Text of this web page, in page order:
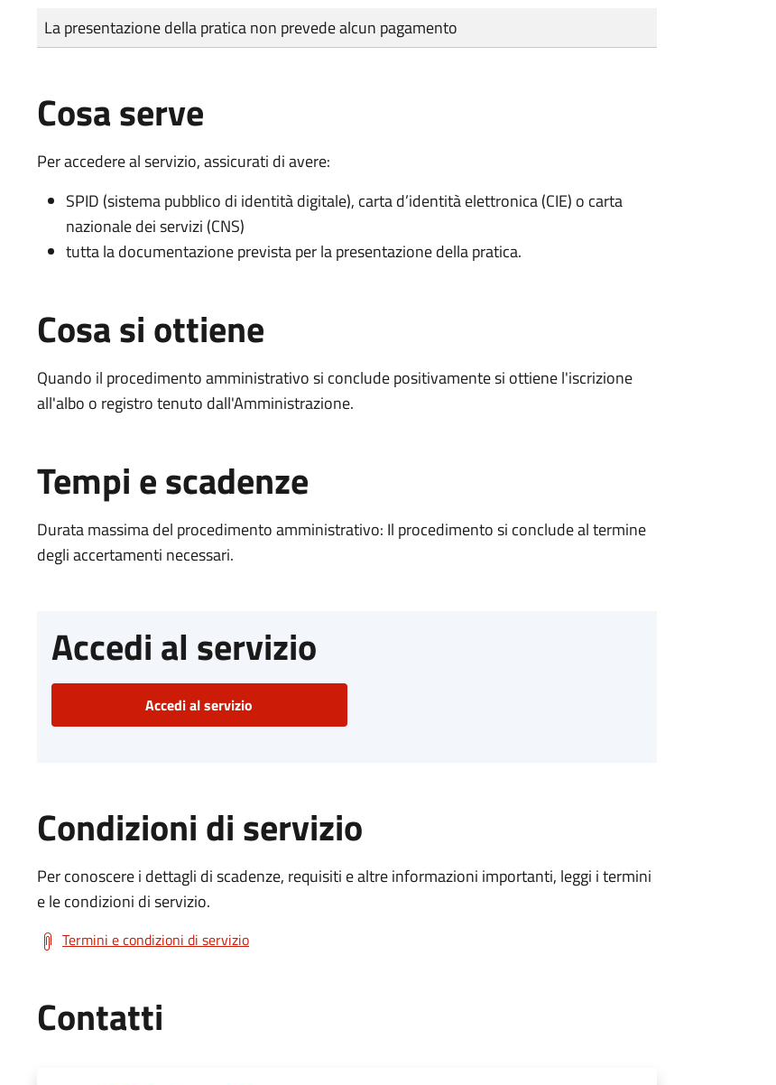
Tipo di pagamento
Importo
La presentazione della pratica non prevede alcun pagamento
Cosa serve
Per accedere al servizio, assicurati di avere:
SPID (sistema pubblico di identità digitale), carta d’identità elettronica (CIE) o carta
nazionale dei servizi (CNS)
tutta la documentazione prevista per la presentazione della pratica.
Cosa si ottiene
Quando il procedimento amministrativo si conclude positivamente si ottiene l'iscrizione
all'albo o registro tenuto dall'Amministrazione.
Tempi e scadenze
Durata massima del procedimento amministrativo: Il procedimento si conclude al termine
degli accertamenti necessari.
Accedi al servizio
Accedi al servizio
Condizioni di servizio
Per conoscere i dettagli di scadenze, requisiti e altre informazioni importanti, leggi i termini
e le condizioni di servizio.
Termini e condizioni di servizio
Contatti